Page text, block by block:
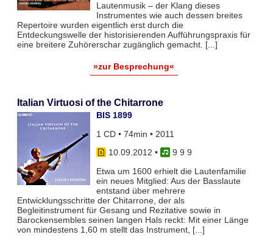
Lautenmusik – der Klang dieses
Instrumentes wie auch dessen breites
Repertoire wurden eigentlich erst durch die
Entdeckungswelle der historisierenden Aufführungspraxis für
eine breitere Zuhörerschar zugänglich gemacht. [...]
»zur Besprechung«
Italian Virtuosi of the Chitarrone
BIS 1899
1 CD • 74min • 2011
10.09.2012 •
9 9 9
Etwa um 1600 erhielt die Lautenfamilie
ein neues Mitglied: Aus der Basslaute
entstand über mehrere
Entwicklungsschritte der Chitarrone, der als
Begleitinstrument für Gesang und Rezitative sowie in
Barockensembles seinen langen Hals reckt: Mit einer Länge
von mindestens 1,60 m stellt das Instrument, [...]